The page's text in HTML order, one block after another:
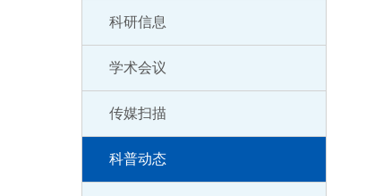
科研信息
学术会议
传媒扫描
科普动态